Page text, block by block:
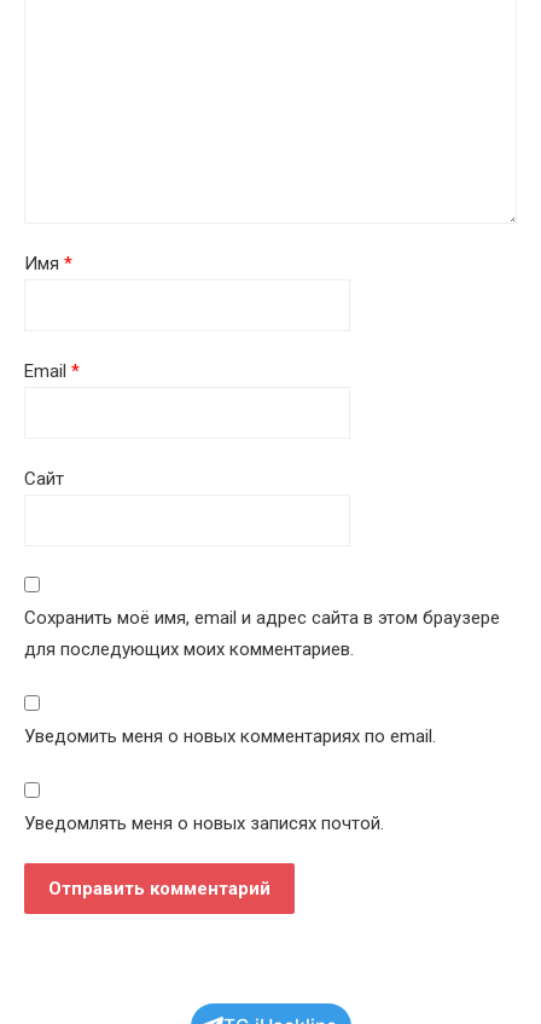
Имя *
Email *
Сайт
Сохранить моё имя, email и адрес сайта в этом браузере
для последующих моих комментариев.
Уведомить меня о новых комментариях по email.
Уведомлять меня о новых записях почтой.